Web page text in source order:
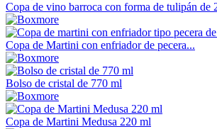
Copa de vino barroca con forma de tulipán de
Copa de Martini con enfriador de pecera...
Bolso de cristal de 770 ml
Copa de Martini Medusa 220 ml